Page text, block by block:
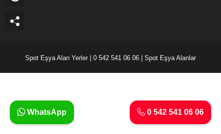
Spot Eşya Alan Yerler | 0 542 541 06 06 | Spot Eşya Alanlar
0 542 541 06 06
WhatsApp